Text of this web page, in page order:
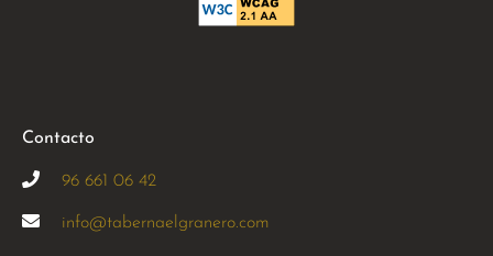
Contacto
96 661 06 42
info@tabernaelgranero.com